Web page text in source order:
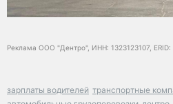
Реклама ООО "Дентро", ИНН: 1323123107, ERID:
зарплаты водителей транспортные